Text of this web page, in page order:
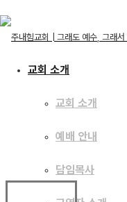
교회 소개
교회 소개
담임목사
교역자 소개
교회 소개
교회 소개
예배 안내
담임목사